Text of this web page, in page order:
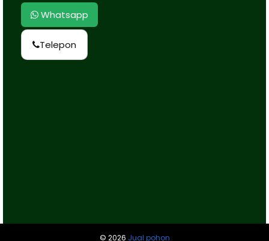
Whatsapp
Telepon
© 2026 Jual pohon